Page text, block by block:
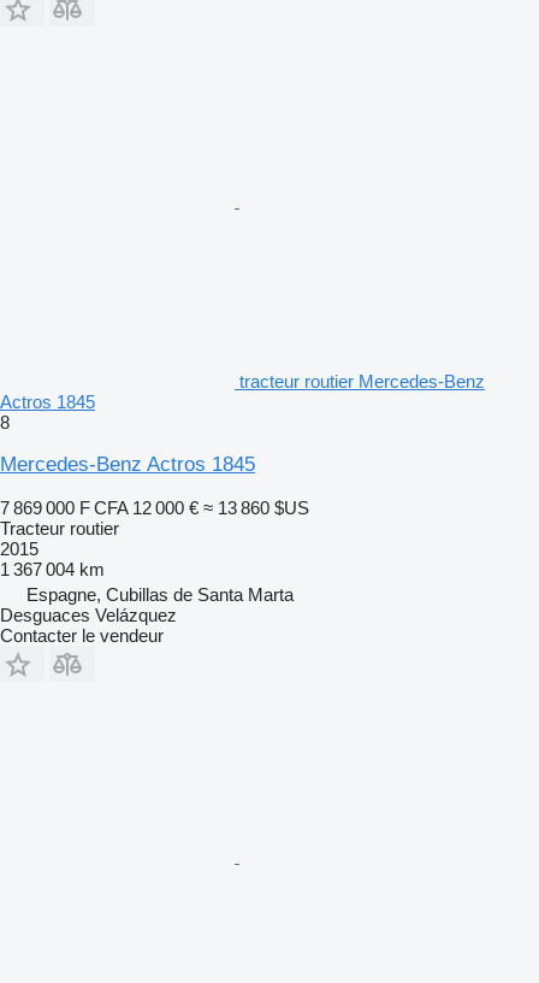
tracteur routier Mercedes-Benz
Actros 1845
8
Mercedes-Benz Actros 1845
7 869 000 F CFA 12 000 € ≈ 13 860 $US
Tracteur routier
2015
1 367 004 km
Espagne, Cubillas de Santa Marta
Desguaces Velázquez
Contacter le vendeur